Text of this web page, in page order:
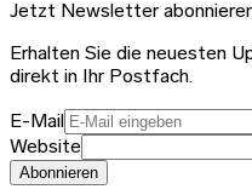
Jetzt Newsletter
Erhalten Sie die neuesten
direkt in Ihr Postfach.
E-Mail
Website
Abonnieren